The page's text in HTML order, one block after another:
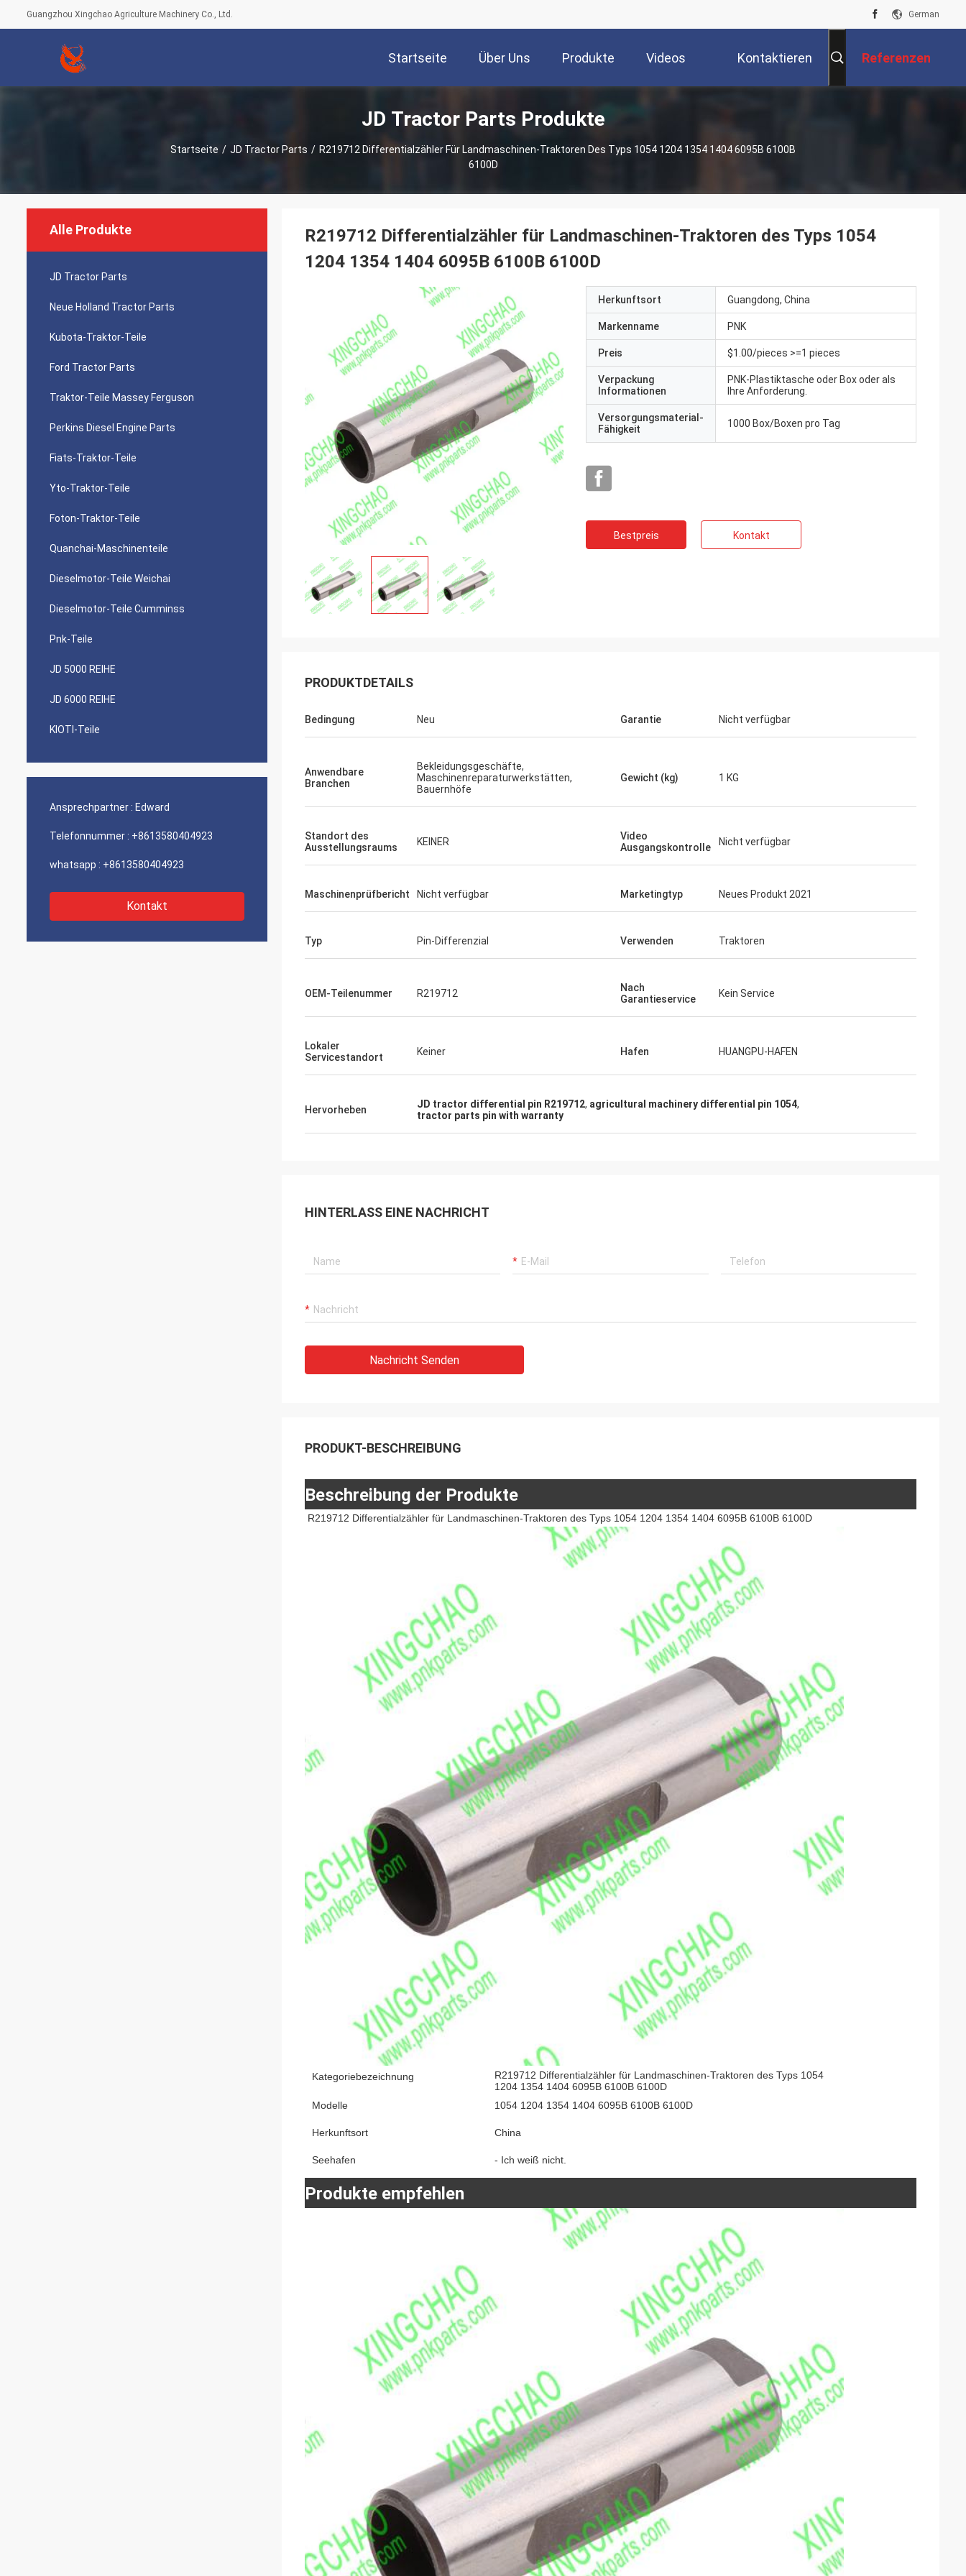
Guangzhou Xingchao Agriculture Machinery Co., Ltd. German
Startseite Über Uns Produkte Videos Kontaktieren Referenzen
JD Tractor Parts Produkte
Startseite / JD Tractor Parts / R219712 Differentialzähler Für Landmaschinen-Traktoren Des Typs 1054 1204 1354 1404 6095B 6100B
6100D
Alle Produkte
JD Tractor Parts
Neue Holland Tractor Parts
Kubota-Traktor-Teile
Ford Tractor Parts
Traktor-Teile Massey Ferguson
Perkins Diesel Engine Parts
Fiats-Traktor-Teile
Yto-Traktor-Teile
Foton-Traktor-Teile
Quanchai-Maschinenteile
Dieselmotor-Teile Weichai
Dieselmotor-Teile Cumminss
Pnk-Teile
JD 5000 REIHE
JD 6000 REIHE
KIOTI-Teile
Ansprechpartner : Edward
Telefonnummer : +8613580404923
whatsapp : +8613580404923
Kontakt
R219712 Differentialzähler für Landmaschinen-Traktoren des Typs 1054
1204 1354 1404 6095B 6100B 6100D
Herkunftsort Guangdong, China
Markenname PNK
Preis $1.00/pieces >=1 pieces
Verpackung
Informationen
PNK-Plastiktasche oder Box oder als
Ihre Anforderung.
Versorgungsmaterial-
Fähigkeit
1000 Box/Boxen pro Tag
Bestpreis Kontakt
PRODUKTDETAILS
Bedingung Neu Garantie Nicht verfügbar
Anwendbare
Branchen
Bekleidungsgeschäfte,
Maschinenreparaturwerkstätten,
Bauernhöfe
Gewicht (kg) 1 KG
Standort des
Ausstellungsraums
KEINER
Video
Ausgangskontrolle
Nicht verfügbar
Maschinenprüfbericht Nicht verfügbar Marketingtyp Neues Produkt 2021
Typ Pin-Differenzial Verwenden Traktoren
OEM-Teilenummer R219712
Nach
Garantieservice
Kein Service
Lokaler
Servicestandort
Keiner Hafen HUANGPU-HAFEN
Hervorheben JD tractor differential pin R219712, agricultural machinery differential pin 1054,
tractor parts pin with warranty
HINTERLASS EINE NACHRICHT
Nachricht Senden
PRODUKT-BESCHREIBUNG
Beschreibung der Produkte
R219712 Differentialzähler für Landmaschinen-Traktoren des Typs 1054 1204 1354 1404 6095B 6100B 6100D
Kategoriebezeichnung
R219712 Differentialzähler für Landmaschinen-Traktoren des Typs 1054
1204 1354 1404 6095B 6100B 6100D
Modelle
1054 1204 1354 1404 6095B 6100B 6100D
Herkunftsort China
Seehafen - Ich weiß nicht.
Produkte empfehlen